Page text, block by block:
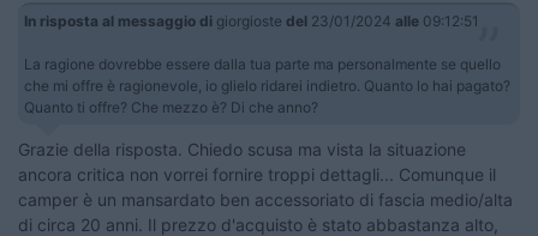
In risposta al messaggio di giorgioste del 23/01/2024 alle 09:12:51
La ragione dovrebbe essere dalla tua parte ma personalmente se quello
che mi offre è ragionevole, io glielo ridarei indietro. Quanto lo hai pagato?
Quanto ti offre? Che mezzo è? Di che anno?
Grazie della risposta. Chiedo scusa ma vista la situazione
ancora critica non vorrei fornire troppi dettagli... Comunque il
camper è un mansardato ben accessoriato di fascia medio/alta
di circa 20 anni. Il prezzo d'acquisto è stato abbastanza alto,